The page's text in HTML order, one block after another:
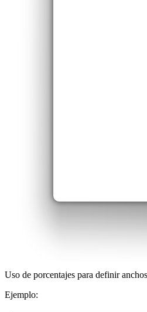
Uso de porcentajes para definir
Ejemplo: